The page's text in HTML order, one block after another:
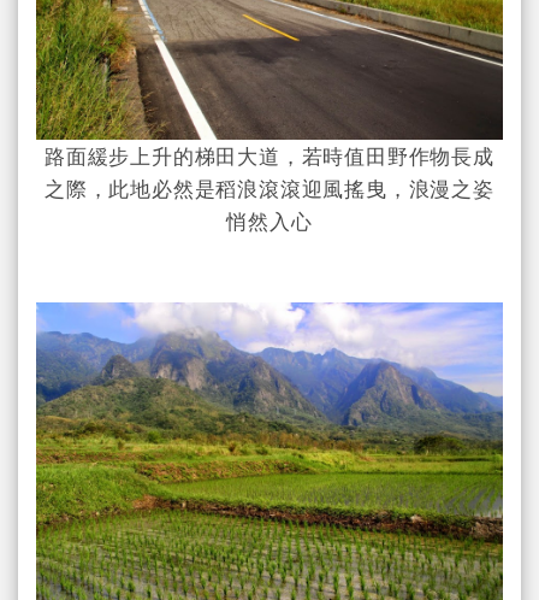
路面緩步上升的梯田大道，若時值田野作物長成
之際，此地必然是稻浪滾滾迎風搖曳，浪漫之姿
悄然入心